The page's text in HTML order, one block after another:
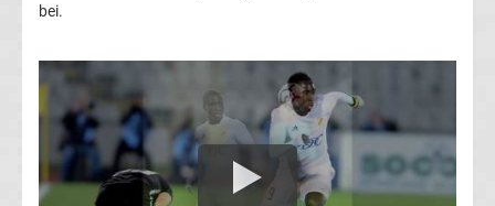
Fußball
EM
Frauenfußball
Amateurfußball
bei.